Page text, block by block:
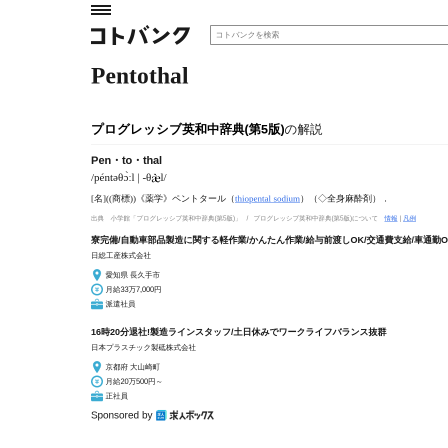
Pentothal
プログレッシブ英和中辞典(第5版)の解説
Pen・to・thal
/péntəθɔ̀ːl | -θ l/
[名]((商標)) 《薬学》 ペントタール（thiopental sodium）（◇全身麻酔剤） ．
出典 小学館「プログレッシブ英和中辞典(第5版)」 プログレッシブ英和中辞典(第5版)について情報 凡例
寮完備/自動車部品製造に関する軽作業/かんたん作業/給与前渡しOK/交通費支給/車通勤
日総工産株式会社
愛知県 長久手市
月給33万7,000円
派遣社員
16時20分退社!製造ラインスタッフ/土日休みでワークライフバランス抜群
日本プラスチック製砥株式会社
京都府 大山崎町
月給20万500円～
正社員
Sponsored by